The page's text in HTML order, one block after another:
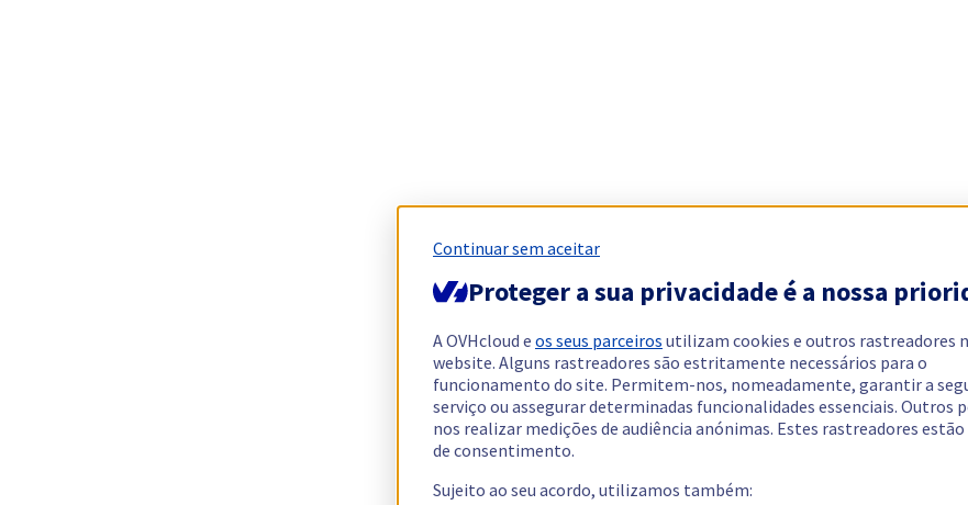
Continuar sem aceitar
Proteger a sua privacidade é a nossa
A OVHcloud e os seus parceiros utilizam cookies e outros rastreadores
website. Alguns rastreadores são estritamente necessários para o
funcionamento do site. Permitem-nos, nomeadamente, garantir a
serviço ou assegurar determinadas funcionalidades essenciais. Outros
nos realizar medições de audiência anónimas. Estes rastreadores
de consentimento.
Sujeito ao seu acordo, utilizamos também: